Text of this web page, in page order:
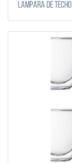
Lampara de